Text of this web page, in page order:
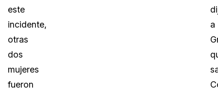
este
incidente,
otras
dos
mujeres
fueron
a